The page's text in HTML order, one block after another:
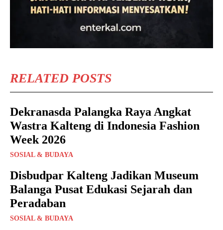
RELATED POSTS
Dekranasda Palangka Raya Angkat
Wastra Kalteng di Indonesia Fashion
Week 2026
SOSIAL & BUDAYA
Disbudpar Kalteng Jadikan Museum
Balanga Pusat Edukasi Sejarah dan
Peradaban
SOSIAL & BUDAYA